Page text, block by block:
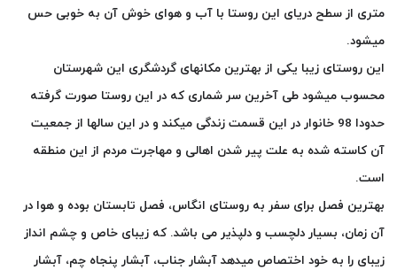
متری از سطح دریای این روستا با آب و هوای خوش آن به خوبی حس
میشود.
این روستای زیبا یکی از بهترین مکانهای گردشگری این شهرستان
محسوب میشود طی آخرین سر شماری که در این روستا صورت گرفته
حدودا 98 خانوار در این قسمت زندگی میکند و در این سالها از جمعیت
آن کاسته شده به علت پیر شدن اهالی و مهاجرت مردم از این منطقه
است.
بهترین فصل برای سفر به روستای انگاس، فصل تابستان بوده و هوا در
آن زمان، بسیار دلچسب و دلپذیر می باشد. که زیبای خاص و چشم انداز
زیبای را به خود اختصاص میدهد آبشار جناب، آبشار پنجاه چم، آبشار